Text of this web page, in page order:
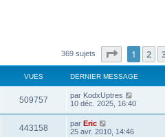
369 sujets Page sur
1 2
VUES DERNIER MESSAGE
509757 par KodxUptres
10 déc. 2025, 16:40
443158 par Eric
25 avr. 2010, 14:46